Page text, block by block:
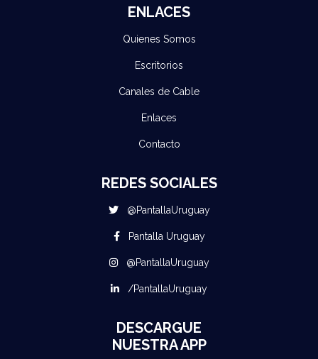
ENLACES
Quienes Somos
Escritorios
Canales de Cable
Enlaces
Contacto
REDES SOCIALES
@PantallaUruguay
Pantalla Uruguay
@PantallaUruguay
/PantallaUruguay
DESCARGUE
NUESTRA APP